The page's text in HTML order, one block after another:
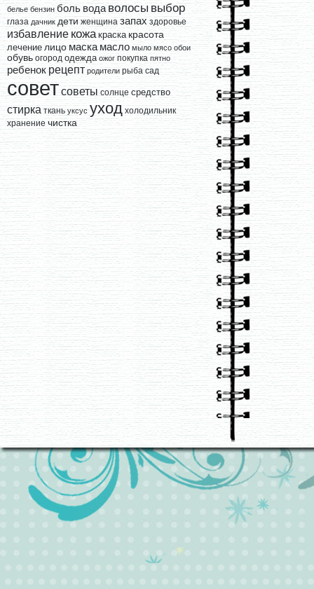
белье бензин боль вода волосы выбор
глаза дачник дети женщина запах здоровье
избавление кожа краска красота
лечение лицо маска масло мыло мясо обои
обувь огород одежда ожог покупка пятно
ребенок рецепт родители рыба сад
советсоветы солнце средство
стирка ткань уксус уход холодильник
хранение чистка